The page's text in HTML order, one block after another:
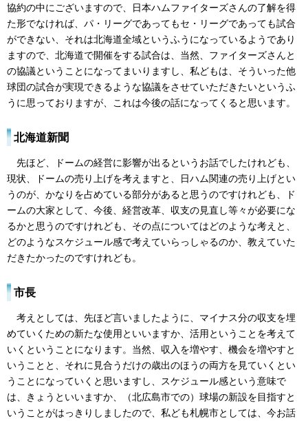
協約の中にございますので、日本ハムファイターズさんの了解を得
た形でなければ、パ・リーグであってもセ・リーグであっても試合
ができない、それは北海道全域というふうになっているようであり
ますので、北海道で開催をする試合は、当然、ファイターズさんと
の協議ということになってまいりますし、私どもは、そういった他
球団の試合が実現できるような協議をさせていただきたいというふ
うに思っておりますが、これは今後の話になってくると思います。
北海道新聞
先ほど、ドームの経営に影響が出るというお話でしたけれども、
現状、ドームの売り上げを考えますと、日ハム関連の売り上げとい
うのが、かなりを占めている部分があると思うのですけれども、ド
ームの大家として、今後、経営改革、収支の見直し等々が必要にな
るかと思うのですけれども、その点についてはどのような考えと、
どのようなスケジュール感で考えていらっしゃるのか、教えていた
だきたかったのですけれども。
市長
考えとしては、先ほど言いましたように、マイナス分の収支を埋
めていくための新たな使用といいますか、活用ということを考えて
いくということになります。当然、収入を増やす、機会を増やすと
いうことと、それに見合うだけの歳出のほうの両方を見ていくとい
うことになっていくと思いますし、スケジュール感という意味で
は、きょうといいますか、（北広島市での）球場の新設を目指すと
いうことがはっきりしましたので、私ども札幌市としては、今お話